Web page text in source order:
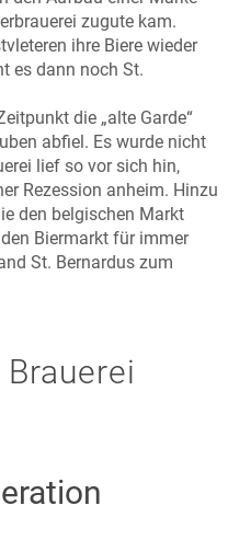
zugute kam.
ihre Biere wieder
es dann noch St.
die „alte Garde“
abfiel. Es wurde nicht
lief so vor sich hin,
Rezession anheim. Hinzu
den belgischen Markt
Biermarkt für immer
St. Bernardus zum